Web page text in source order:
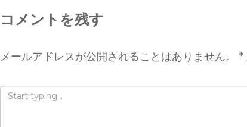
コメントを残す
メールアドレスが公開されることはありません。 *